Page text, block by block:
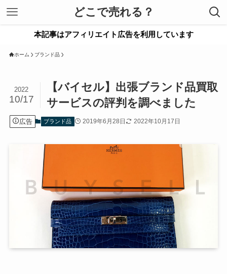
どこで売れる？
本記事はアフィリエイト広告を利用しています
ホーム ブランド品
【バイセル】出張ブランド品買取
サービスの評判を調べました
2022
10/17
広告 ブランド品 2019年6月28日 2022年10月17日